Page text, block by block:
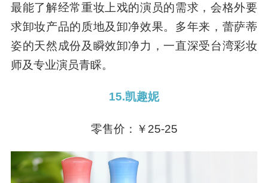
最能了解经常重妆上戏的演员的需求，会格外要
求卸妆产品的质地及卸净效果。多年来，蕾萨蒂
姿的天然成份及瞬效卸净力，一直深受台湾彩妆
师及专业演员青睬。
15.凯趣妮
零售价：￥25-25